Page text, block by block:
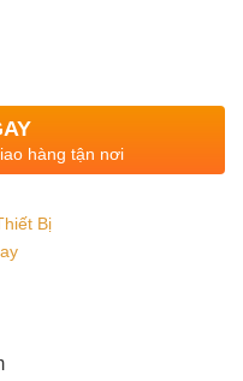
hàng tận nơi
Bị